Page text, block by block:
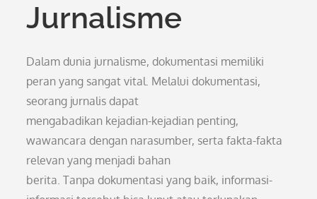
Jurnalisme
Dalam dunia jurnalisme, dokumentasi memiliki
peran yang sangat vital. Melalui dokumentasi,
seorang jurnalis dapat
mengabadikan kejadian-kejadian penting,
wawancara dengan narasumber, serta fakta-fakta
relevan yang menjadi bahan
berita. Tanpa dokumentasi yang baik, informasi-